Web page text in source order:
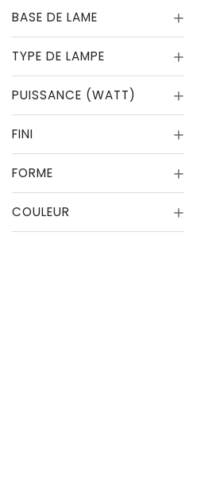
BASE DE LAME
TYPE DE LAMPE
PUISSANCE (WATT)
FINI
FORME
COULEUR